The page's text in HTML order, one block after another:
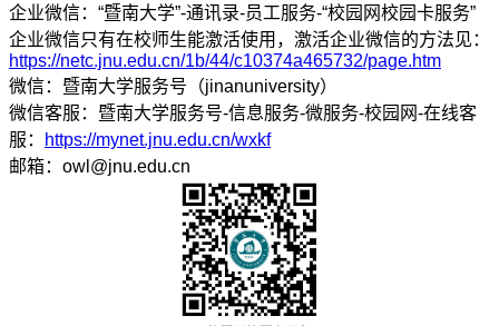
企业微信：“暨南大学”-通讯录-员工服务-“校园网校园卡服务”
企业微信只有在校师生能激活使用，激活企业微信的方法见：
https://netc.jnu.edu.cn/1b/44/c10374a465732/page.htm
微信：暨南大学服务号（jinanuniversity）
微信客服：暨南大学服务号-信息服务-微服务-校园网-在线客
服：
https://mynet.jnu.edu.cn/wxkf
邮箱：owl@jnu.edu.cn